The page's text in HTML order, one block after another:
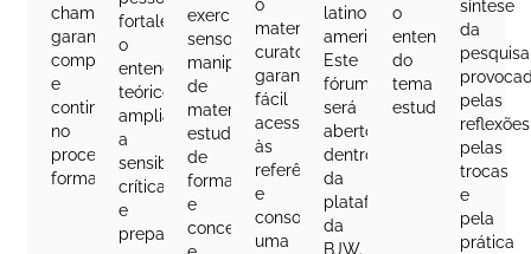
chamada,
garantindo
comprometimento
e
continuidade
no
processo
formativo.
fortalece
o
entendimento
teórico,
amplia
a
sensibilidade
crítica
e
prepara
exercícios
sensoriais,
manipulação
de
materiais,
estudos
de
forma
e
conceito
material
curatorial,
garantindo
fácil
acesso
às
referências
e
consolidando
uma
latino-
americana.
Este
fórum
será
aberto
dentro
da
plataforma
da
BJW.
o
entendimento
do
tema
estudado.
síntese
da
pesquisa
pelas
pelas
trocas
e
pela
prática